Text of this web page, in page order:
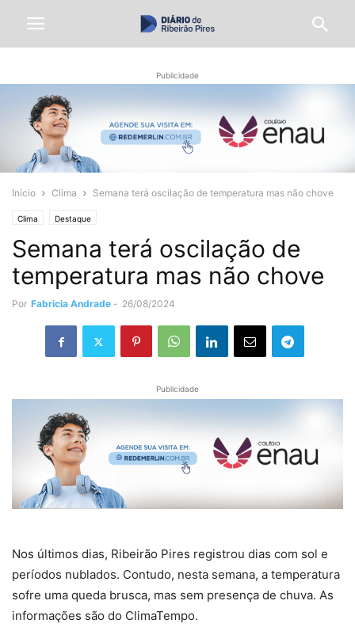
Publicidade
Início Clima Semana terá oscilação de temperatura mas não chove
Clima Destaque
Semana terá oscilação de
temperatura mas não chove
Por Fabricia Andrade - 26/08/2024
Publicidade
Nos últimos dias, Ribeirão Pires registrou dias com sol e
períodos nublados. Contudo, nesta semana, a temperatura
sofre uma queda brusca, mas sem presença de chuva. As
informações são do ClimaTempo.